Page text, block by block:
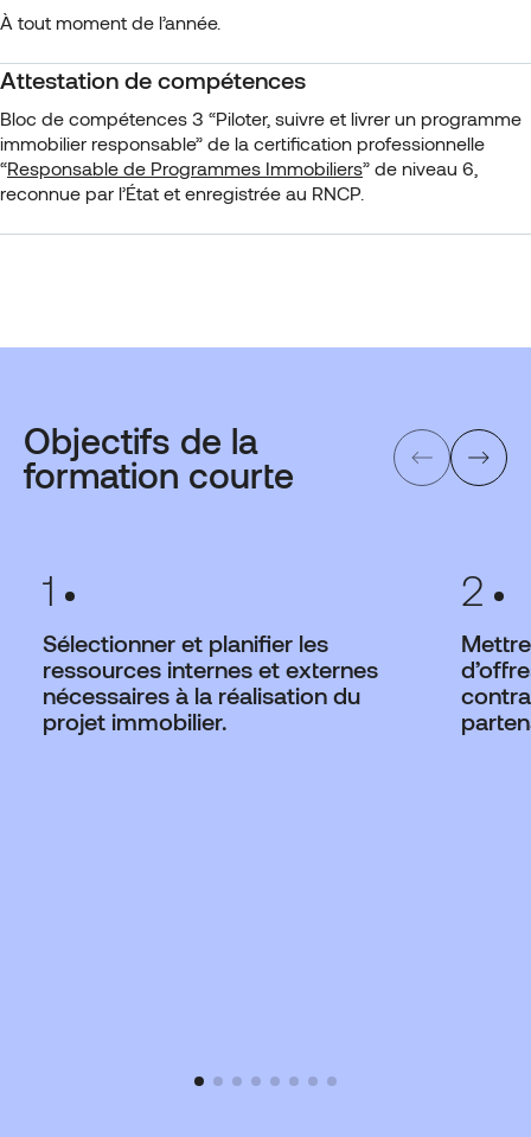
À tout moment de l’année.
Attestation de compétences
Bloc de compétences 3 “Piloter, suivre et livrer un programme
immobilier responsable” de la certification professionnelle
“Responsable de Programmes Immobiliers” de niveau 6,
reconnue par l’État et enregistrée au RNCP.
Objectifs de la
formation courte
1
Sélectionner et planifier les
ressources internes et externes
nécessaires à la réalisation du
projet immobilier.
2